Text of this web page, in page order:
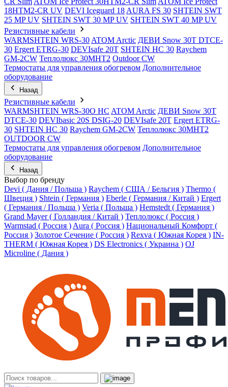
18HTM2-CR UV DEVI Iceguard 18 AURA FS 30 SHTEIN SWT
25 MP UV SHTEIN SWT 30 MP UV SHTEIN SWT 40 MP UV
Резистивные кабели
WARMSHTEIN WRS-30 ATOM Arctic ДЕВИ Snow 30T DTCE-
30 Ergert ETRG-30 DEVIsafe 20T SHTEIN HC 30 Raychem
GM-2CW Теплолюкс 30МНТ2 Outdoor CW
Термостаты для управления обогревом Дополнительное
оборудование
Назад
Резистивные кабели
WARMSHTEIN WRS-30O HC ATOM Arctic ДЕВИ Snow 30T
DTCE-30 DEVIbasic 20S DSIG-20 DEVIsafe 20T Ergert ETRG-
30 SHTEIN HC 30 Raychem GM-2CW Теплолюкс 30МНТ2
OUTDOOR CW
Термостаты для управления обогревом Дополнительное
оборудование
Назад
Выбор по бренду
Devi ( Дания / Польша ) Raychem ( США / Бельгия ) Thermo (
Швеция ) Shtein ( Германия ) Eberle ( Германия / Китай ) Ergert
( Германия / Польша ) Veria ( Польша ) Hemstedt ( Германия )
Grand Mayer ( Голландия / Китай ) Теплолюкс ( Россия )
Warmstad ( Россия ) Aura ( Россия ) Национальный Комфорт (
Россия ) Золотое Сечение ( Россия ) Rexva ( Южная Корея ) IN-
THERM ( Южная Корея ) DS Electronics ( Украина ) OJ
Microline ( Дания )